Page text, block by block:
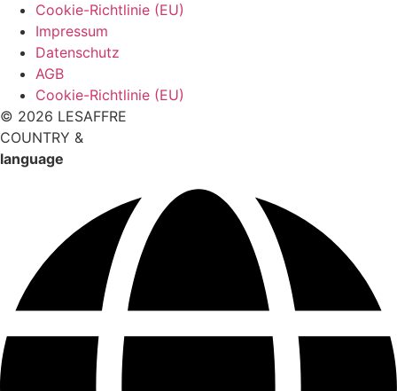
Cookie-Richtlinie (EU)
Impressum
Datenschutz
AGB
Cookie-Richtlinie (EU)
© 2026 LESAFFRE
COUNTRY &
language